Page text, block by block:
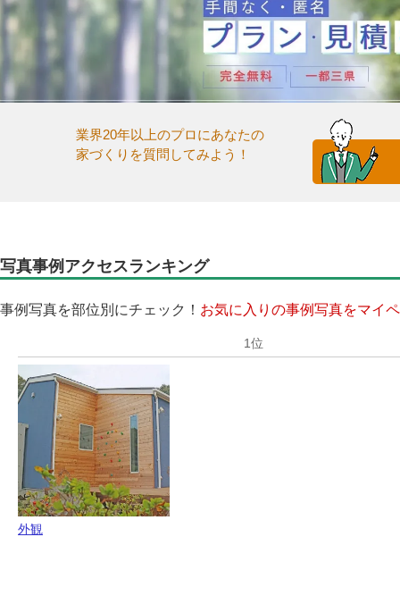
業界20年以上のプロにあなたの
家づくりを質問してみよう！
写真事例アクセスランキング
事例写真を部位別にチェック！ お気に入りの事例写真をマイ
外観